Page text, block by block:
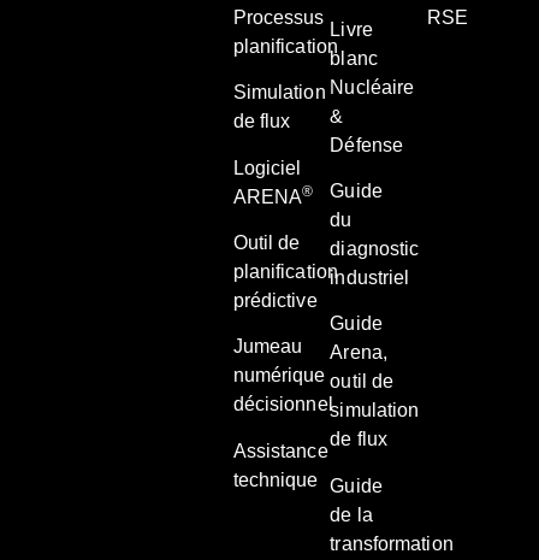
Processus
planification
Simulation
de flux
Logiciel
ARENA®
Outil de
planification
prédictive
Jumeau
numérique
décisionnel
Assistance
technique
Livre
blanc
Nucléaire
&
Défense
Guide
du
diagnostic
industriel
Guide
Arena,
outil de
simulation
de flux
Guide
de la
transformation
RSE